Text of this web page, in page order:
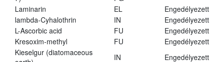
Laminarin
EL
Engedélyezett
lambda-Cyhalothrin
IN
Engedélyezett
L-Ascorbic acid
FU
Engedélyezett
Kresoxim-methyl
FU
Engedélyezett
Kieselgur (diatomaceous
IN Engedélyezett